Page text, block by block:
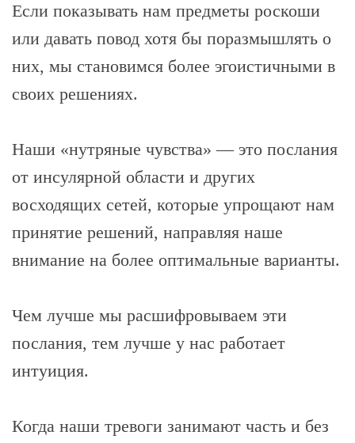
Если показывать нам предметы роскоши
или давать повод хотя бы поразмышлять о
них, мы становимся более эгоистичными в
своих решениях.
Наши «нутряные чувства» — это послания
от инсулярной области и других
восходящих сетей, которые упрощают нам
принятие решений, направляя наше
внимание на более оптимальные варианты.
Чем лучше мы расшифровываем эти
послания, тем лучше у нас работает
интуиция.
Когда наши тревоги занимают часть и без